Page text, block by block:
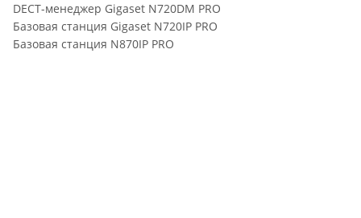
DECT-менеджер Gigaset N720DM PRO
Базовая станция Gigaset N720IP PRO
Базовая станция N870IP PRO